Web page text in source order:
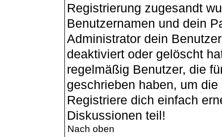
Registrierung zugesandt
Benutzernamen und dein
Administrator dein
deaktiviert oder gelöscht
regelmäßig Benutzer, die
geschrieben haben, um
Registriere dich einfach
Diskussionen teil!
Nach oben